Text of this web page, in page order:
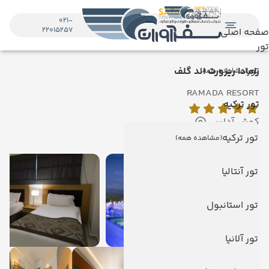
صفحه اصلی
تور
تور(مشاهده همه)
تور ترکیه
تور ترکیه(مشاهده همه)
تور آنتالیا
تور استانبول
تور آلانیا
021-
22015257
رامادا ریزورت اند گلف
RAMADA RESORT
کوش آداسی
نمایش روی نقشه